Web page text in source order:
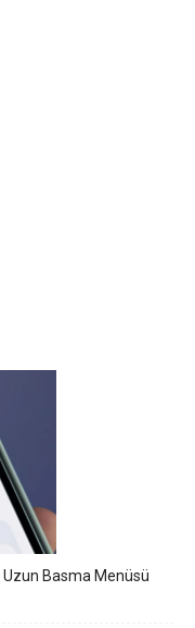
Basma Menüsü